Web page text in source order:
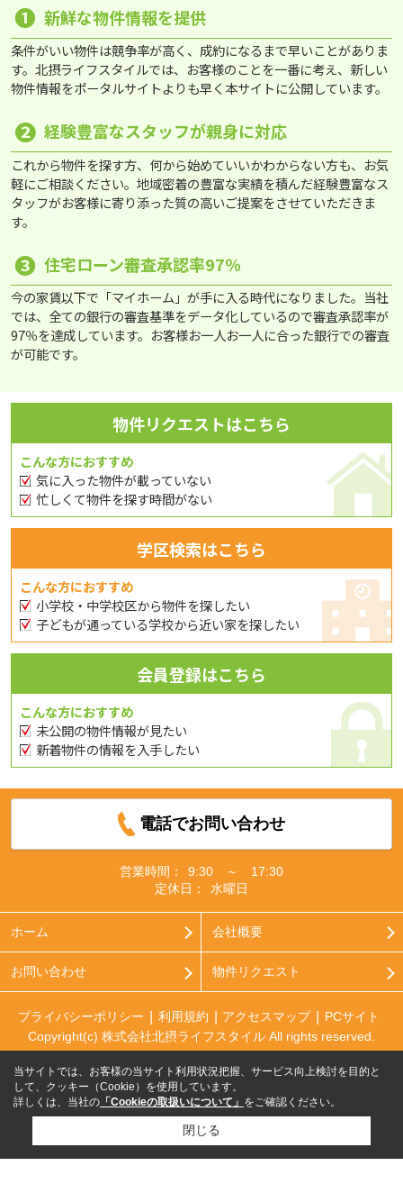
❶ 新鮮な物件情報を提供
条件がいい物件は競争率が高く、成約になるまで早いことがありま
す。北摂ライフスタイルでは、お客様のことを一番に考え、新しい
物件情報をポータルサイトよりも早く本サイトに公開しています。
❷ 経験豊富なスタッフが親身に対応
これから物件を探す方、何から始めていいかわからない方も、お気
軽にご相談ください。地域密着の豊富な実績を積んだ経験豊富なス
タッフがお客様に寄り添った質の高いご提案をさせていただきま
す。
❸ 住宅ローン審査承認率97％
今の家賃以下で「マイホーム」が手に入る時代になりました。当社
では、全ての銀行の審査基準をデータ化しているので審査承認率が
97％を達成しています。お客様お一人お一人に合った銀行での審査
が可能です。
物件リクエストはこちら
こんな方におすすめ
気に入った物件が載っていない
忙しくて物件を探す時間がない
学区検索はこちら
こんな方におすすめ
小学校・中学校区から物件を探したい
子どもが通っている学校から近い家を探したい
会員登録はこちら
こんな方におすすめ
未公開の物件情報が見たい
新着物件の情報を入手したい
電話でお問い合わせ
営業時間：
9:30 ～ 17:30
定休日：
水曜日
ホーム 会社概要
お問い合わせ 物件リクエスト
プライバシーポリシー 利用規約 アクセスマップ
PCサイト
Copyright(c) 株式会社北摂ライフスタイル All rights reserved.
当サイトでは、お客様の当サイト利用状況把握、サービス向上検討を目的と
して、クッキー（Cookie）を使用しています。
詳しくは、当社の 「Cookieの取扱いについて」 をご確認ください。
閉じる